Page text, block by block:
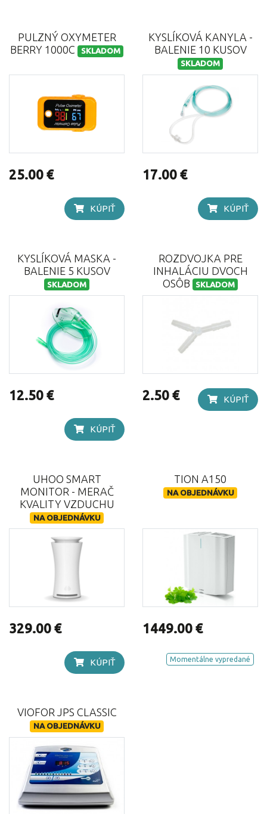
PULZNÝ OXYMETER
BERRY 1000C
SKLADOM
25.00 €
KÚPIŤ
KYSLÍKOVÁ KANYLA -
BALENIE 10 KUSOV
SKLADOM
17.00 €
KÚPIŤ
KYSLÍKOVÁ MASKA -
BALENIE 5 KUSOV
SKLADOM
12.50 €
KÚPIŤ
ROZDVOJKA PRE
INHALÁCIU DVOCH
OSÔB
SKLADOM
2.50 € KÚPIŤ
UHOO SMART
MONITOR - MERAČ
KVALITY VZDUCHU
NA OBJEDNÁVKU
329.00 €
KÚPIŤ
TION A150
NA OBJEDNÁVKU
1449.00 €
Momentálne vypredané
VIOFOR JPS CLASSIC
NA OBJEDNÁVKU